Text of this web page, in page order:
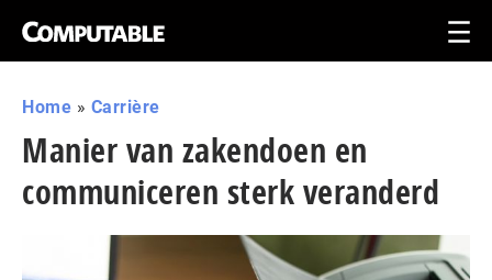
Home » Carrière
Manier van zakendoen en
communiceren sterk veranderd